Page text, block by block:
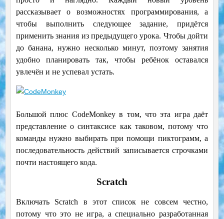
рассказывает о возможностях программирования, а
чтобы выполнить следующее задание, придётся
применить знания из предыдущего урока. Чтобы дойти
до банана, нужно несколько минут, поэтому занятия
удобно планировать так, чтобы ребёнок оставался
увлечён и не успевал устать.
Большой плюс CodeMonkey в том, что эта игра даёт
представление о синтаксисе как таковом, потому что
команды нужно выбирать при помощи пиктограмм, а
последовательность действий записывается строчками
почти настоящего кода.
Scratch
Включать Scratch в этот список не совсем честно,
потому что это не игра, а специально разработанная